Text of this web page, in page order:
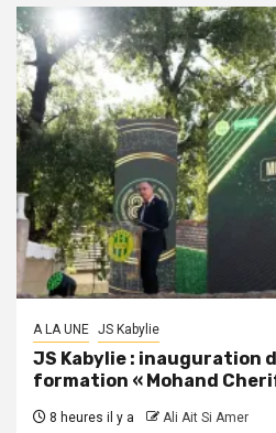
A LA UNE JS Kabylie
JS Kabylie : inauguration
formation « Mohand
8 heures il y a Ali Ait Si Amer